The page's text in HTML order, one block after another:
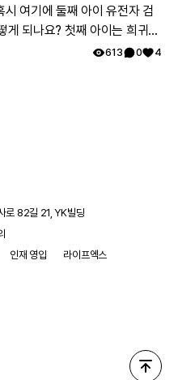
어노트를 대표해 커뮤
입니다. - 내가 겪은 치
들의 귀감이 됩니다. -
여기에 둘째 아이 유전자 검
게 되나요? 첫째 아이는 희귀질
랑 유전자 검사했는데 돌연변
613 0 4
로 82길 21, YK빌딩
인재 영입
라이프엑스